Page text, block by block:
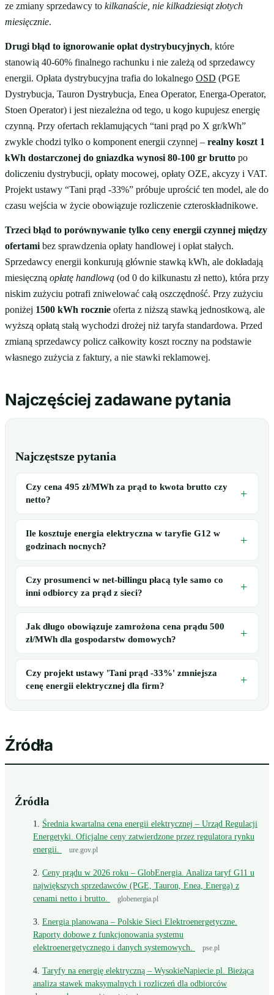
ze zmiany sprzedawcy to kilkanaście, nie kilkadziesiąt złotych
miesięcznie.
Drugi błąd to ignorowanie opłat dystrybucyjnych, które
stanowią 40-60% finalnego rachunku i nie zależą od sprzedawcy
energii. Opłata dystrybucyjna trafia do lokalnego OSD (PGE
Dystrybucja, Tauron Dystrybucja, Enea Operator, Energa-Operator,
Stoen Operator) i jest niezależna od tego, u kogo kupujesz energię
czynną. Przy ofertach reklamujących “tani prąd po X gr/kWh”
zwykle chodzi tylko o komponent energii czynnej – realny koszt 1
kWh dostarczonej do gniazdka wynosi 80-100 gr brutto po
doliczeniu dystrybucji, opłaty mocowej, opłaty OZE, akcyzy i VAT.
Projekt ustawy “Tani prąd -33%” próbuje uprościć ten model, ale do
czasu wejścia w życie obowiązuje rozliczenie czteroskładnikowe.
Trzeci błąd to porównywanie tylko ceny energii czynnej między
ofertami bez sprawdzenia opłaty handlowej i opłat stałych.
Sprzedawcy energii konkurują głównie stawką kWh, ale dokładają
miesięczną opłatę handlową (od 0 do kilkunastu zł netto), która przy
niskim zużyciu potrafi zniwelować całą oszczędność. Przy zużyciu
poniżej 1500 kWh rocznie oferta z niższą stawką jednostkową, ale
wyższą opłatą stałą wychodzi drożej niż taryfa standardowa. Przed
zmianą sprzedawcy policz całkowity koszt roczny na podstawie
własnego zużycia z faktury, a nie stawki reklamowej.
Najczęściej zadawane pytania
Najczęstsze pytania
Czy cena 495 zł/MWh za prąd to kwota brutto czy
netto?
Ile kosztuje energia elektryczna w taryfie G12 w
godzinach nocnych?
Czy prosumenci w net-billingu płacą tyle samo co
inni odbiorcy za prąd z sieci?
Jak długo obowiązuje zamrożona cena prądu 500
zł/MWh dla gospodarstw domowych?
Czy projekt ustawy 'Tani prąd -33%' zmniejsza
cenę energii elektrycznej dla firm?
Źródła
Źródła
Średnia kwartalna cena energii elektrycznej – Urząd Regulacji
Energetyki. Oficjalne ceny zatwierdzone przez regulatora rynku
energii.
ure.gov.pl
Ceny prądu w 2026 roku – GlobEnergia. Analiza taryf G11 u
największych sprzedawców (PGE, Tauron, Enea, Energa) z
cenami netto i brutto.
globenergia.pl
Energia planowana – Polskie Sieci Elektroenergetyczne.
Raporty dobowe z funkcjonowania systemu
elektroenergetycznego i danych systemowych.
pse.pl
Taryfy na energię elektryczną – WysokieNapiecie.pl. Bieżąca
analiza stawek maksymalnych i rozliczeń dla odbiorców